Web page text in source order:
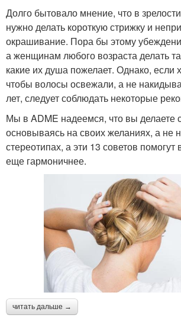
Долго бытовало мнение, что в
нужно делать короткую стрижку и
окрашивание. Пора бы этому
а женщинам любого возраста делать
какие их душа пожелает. Однако, если
чтобы волосы освежали, а не
лет, следует соблюдать некоторые
Мы в ADME надеемся, что вы делаете
основываясь на своих желаниях, а не
стереотипах, а эти 13 советов помогут
еще гармоничнее.
читать дальше →